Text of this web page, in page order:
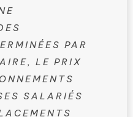
PAR
LE PRIX
SALARIÉS